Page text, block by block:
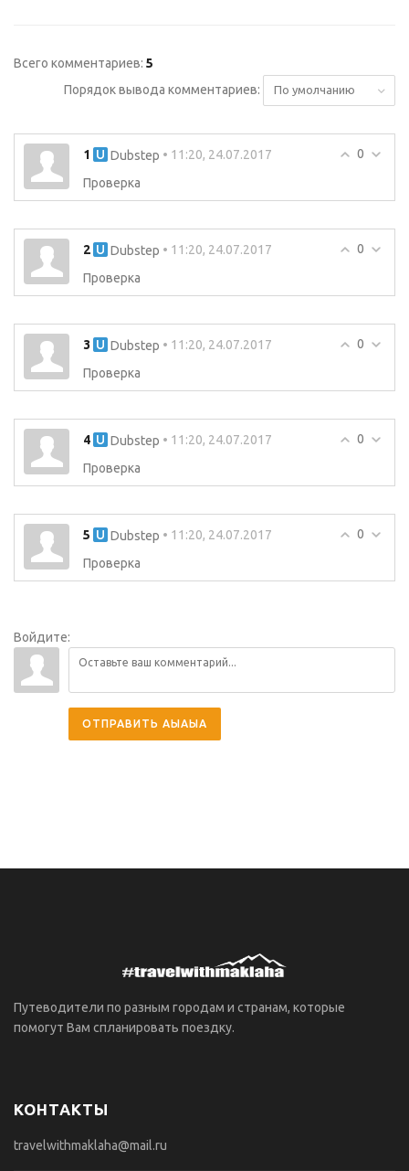
Всего комментариев: 5
Порядок вывода комментариев:
0
1 Dubstep • 11:20, 24.07.2017
Проверка
0
2 Dubstep • 11:20, 24.07.2017
Проверка
0
3 Dubstep • 11:20, 24.07.2017
Проверка
0
4 Dubstep • 11:20, 24.07.2017
Проверка
0
5 Dubstep • 11:20, 24.07.2017
Проверка
Войдите:
ОТПРАВИТЬ АЫАЫА
Путеводители по разным городам и странам, которые
помогут Вам спланировать поездку.
КОНТАКТЫ
travelwithmaklaha@mail.ru